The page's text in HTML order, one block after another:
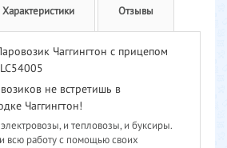
Характеристики Отзывы
Чаггингтон с прицепом
не встретишь в
Чаггингтон!
электровозы, и тепловозы, и буксиры.
всю работу с помощью своих